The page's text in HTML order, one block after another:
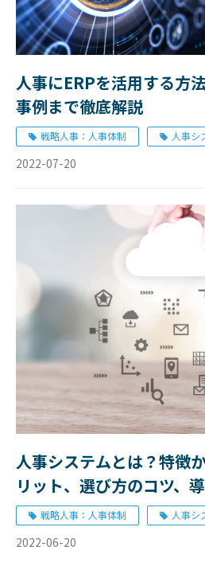
人事にERPを活用する方
事例まで徹底解説
戦略人事：人事体制 人事シ
2022-07-20
人事システムとは？特徴
リット、選び方のコツ、
挙ご紹介！
戦略人事：人事体制 人事シ
2022-06-20